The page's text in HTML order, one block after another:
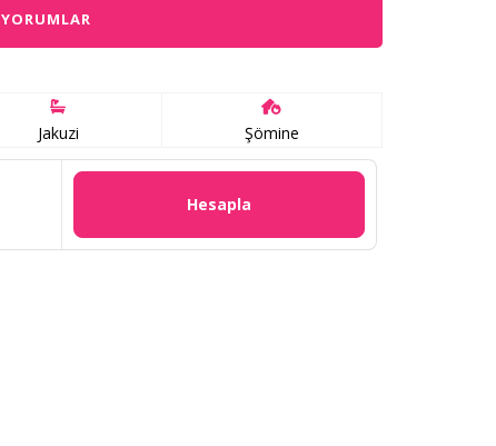
YORUMLAR
Jakuzi Şömine
Hesapla